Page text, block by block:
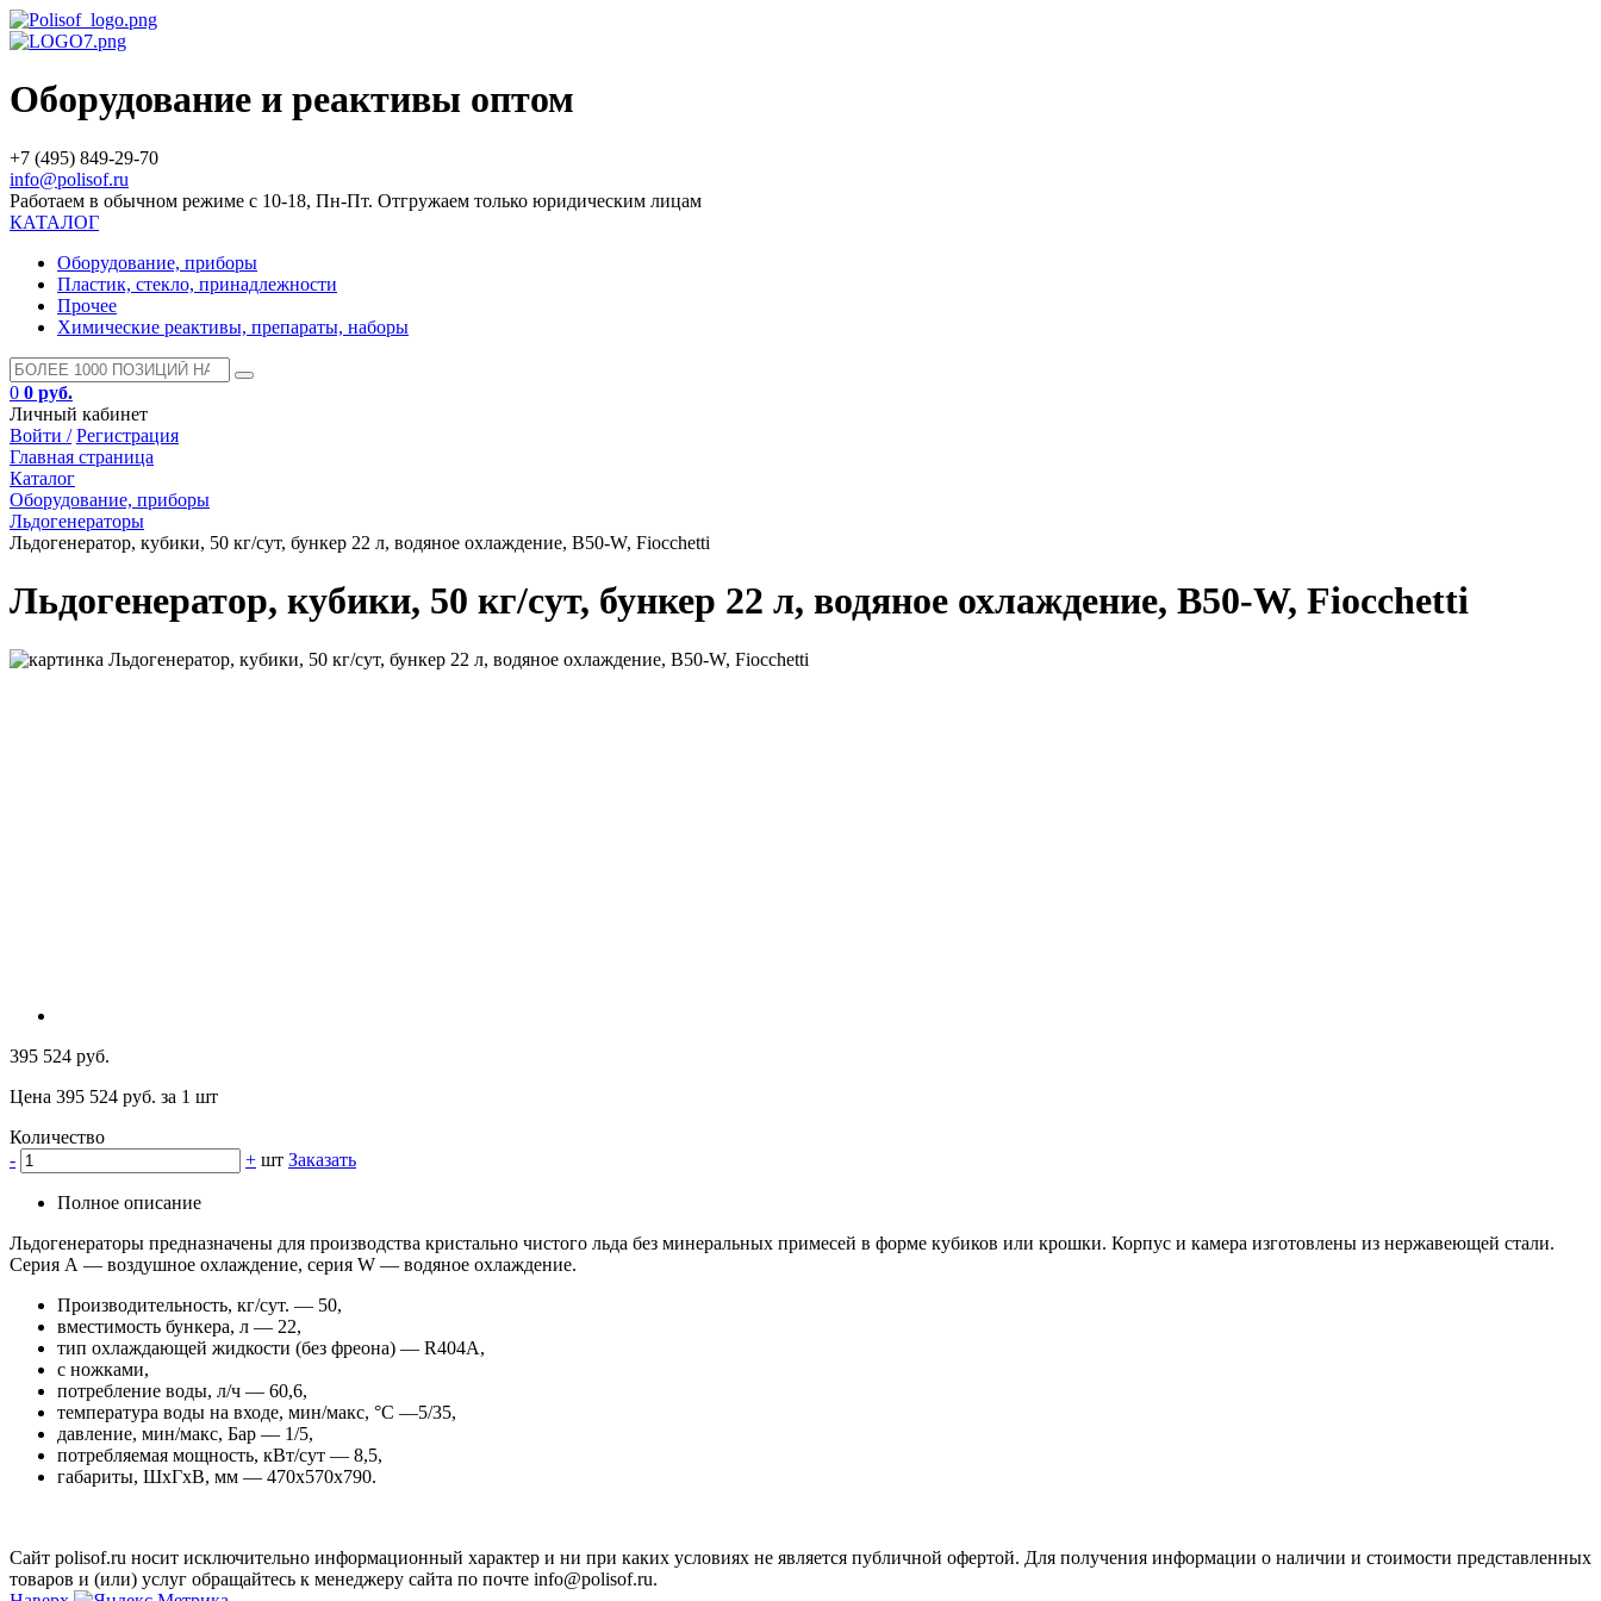
Оборудование и реактивы оптом
+7 (495) 849-29-70
info@polisof.ru
Работаем в обычном режиме с 10-18, Пн-Пт. Отгружаем только юридическим лицам
КАТАЛОГ
Оборудование, приборы
Пластик, стекло, принадлежности
Прочее
Химические реактивы, препараты, наборы
0 0 руб.
Личный кабинет
Войти / Регистрация
Главная страница
Каталог
Оборудование, приборы
Льдогенераторы
Льдогенератор, кубики, 50 кг/сут, бункер 22 л, водяное охлаждение, B50-W, Fiocchetti
Льдогенератор, кубики, 50 кг/сут, бункер 22 л, водяное охлаждение, B50-W, Fiocchetti
395 524 руб.
Цена 395 524 руб. за 1 шт
Количество
-
+ шт Заказать
Полное описание
Льдогенераторы предназначены для производства кристально чистого льда без минеральных примесей в форме кубиков или крошки. Корпус и камера изготовлены из нержавеющей стали.
Серия А — воздушное охлаждение, серия W — водяное охлаждение.
Производительность, кг/сут. — 50,
вместимость бункера, л — 22,
тип охлаждающей жидкости (без фреона) — R404A,
с ножками,
потребление воды, л/ч — 60,6,
температура воды на входе, мин/макс, °С —5/35,
давление, мин/макс, Бар — 1/5,
потребляемая мощность, кВт/сут — 8,5,
габариты, ШхГхВ, мм — 470х570х790.
Сайт polisof.ru носит исключительно информационный характер и ни при каких условиях не является публичной офертой. Для получения информации о наличии и стоимости представленных
товаров и (или) услуг обращайтесь к менеджеру сайта по почте info@polisof.ru.